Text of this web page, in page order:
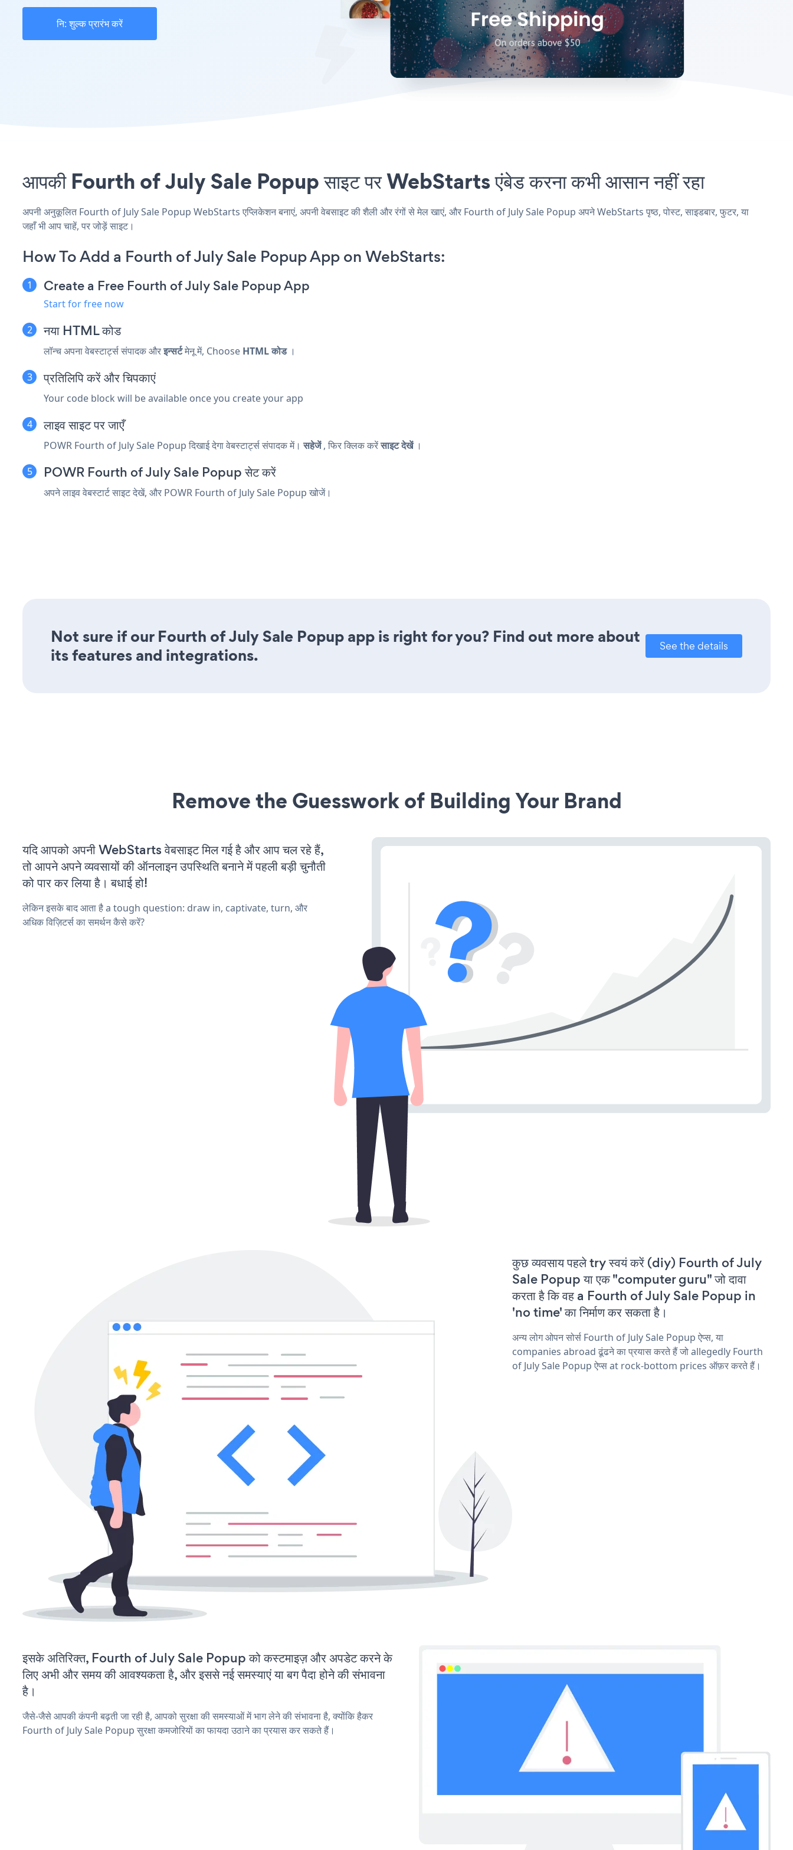
नि: शुल्क प्रारंभ करें
आपकी Fourth of July Sale Popup साइट पर WebStarts एंबेड करना कभी आसान नहीं रहा
अपनी अनुकूलित Fourth of July Sale Popup WebStarts एप्लिकेशन बनाएं, अपनी वेबसाइट की शैली और रंगों से मेल खाएं, और Fourth of July Sale Popup अपने WebStarts पृष्ठ, पोस्ट, साइडबार, फुटर, या
जहाँ भी आप चाहें, पर जोड़ें साइट।
How To Add a Fourth of July Sale Popup App on WebStarts:
Create a Free Fourth of July Sale Popup App
Start for free now
नया HTML कोड
लॉन्च अपना वेबस्टार्ट्स संपादक औरइन्सर्टमेनू में, Choose HTML कोड।
प्रतिलिपि करें और चिपकाएं
Your code block will be available once you create your app
लाइव साइट पर जाएँ
POWR Fourth of July Sale Popup दिखाई देगा वेबस्टार्ट्स संपादक में।सहेजें, फिर क्लिक करेंसाइट देखें।
POWR Fourth of July Sale Popup सेट करें
अपने लाइव वेबस्टार्ट साइट देखें, और POWR Fourth of July Sale Popup खोजें।
Not sure if our Fourth of July Sale Popup app is right for you? Find out more about
its features and integrations.
See the details
Remove the Guesswork of Building Your Brand
यदि आपको अपनी WebStarts वेबसाइट मिल गई है और आप चल रहे हैं,
तो आपने अपने व्यवसायों की ऑनलाइन उपस्थिति बनाने में पहली बड़ी चुनौती
को पार कर लिया है। बधाई हो!
लेकिन इसके बाद आता है a tough question: draw in, captivate, turn, और
अधिक विज़िटर्स का समर्थन कैसे करें?
कुछ व्यवसाय पहले try स्वयं करें (diy) Fourth of July
Sale Popup या एक "computer guru" जो दावा
करता है कि वह a Fourth of July Sale Popup in
'no time' का निर्माण कर सकता है।
अन्य लोग ओपन सोर्स Fourth of July Sale Popup ऐप्स, या
companies abroad ढूंढने का प्रयास करते हैं जो allegedly Fourth
of July Sale Popup ऐप्स at rock-bottom prices ऑफ़र करते हैं।
इसके अतिरिक्त, Fourth of July Sale Popup को कस्टमाइज़ और अपडेट करने के
लिए अभी और समय की आवश्यकता है, और इससे नई समस्याएं या बग पैदा होने की संभावना
है।
जैसे-जैसे आपकी कंपनी बढ़ती जा रही है, आपको सुरक्षा की समस्याओं में भाग लेने की संभावना है, क्योंकि हैकर
Fourth of July Sale Popup सुरक्षा कमजोरियों का फायदा उठाने का प्रयास कर सकते हैं।